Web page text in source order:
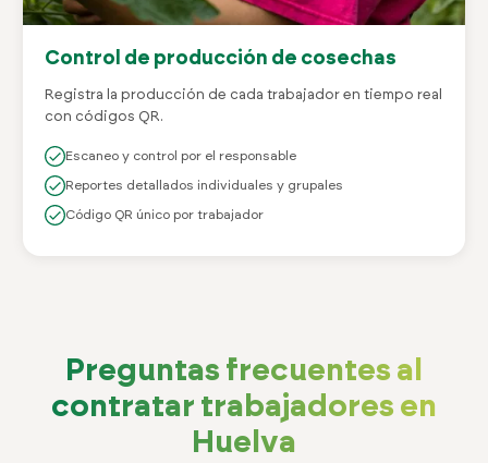
Control de producción de cosechas
Registra la producción de cada trabajador en tiempo real
con códigos QR.
Escaneo y control por el responsable
Reportes detallados individuales y grupales
Código QR único por trabajador
Preguntas frecuentes al
contratar trabajadores en
Huelva